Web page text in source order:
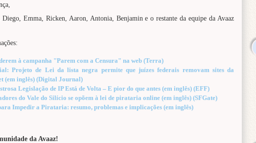
Emma, Ricken, Aaron, Antonia, Benjamin e o restante da equipe da Avaaz
à campanha "Parem com a Censura" na web (Terra)
Projeto de Lei da lista negra permite que juízes federais removam sites da
(em inglês) (Digital Journal)
Legislação de IP Está de Volta – E pior do que antes (em inglês) (EFF)
do Vale do Silício se opõem à lei de pirataria online (em inglês) (SFGate)
Impedir a Pirataria: resumo, problemas e implicações (em inglês)
da Avaaz!